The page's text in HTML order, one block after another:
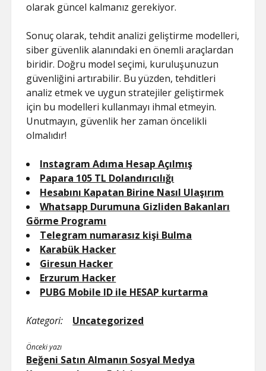
olarak güncel kalmanız gerekiyor.
Sonuç olarak, tehdit analizi geliştirme modelleri,
siber güvenlik alanındaki en önemli araçlardan
biridir. Doğru model seçimi, kuruluşunuzun
güvenliğini artırabilir. Bu yüzden, tehditleri
analiz etmek ve uygun stratejiler geliştirmek
için bu modelleri kullanmayı ihmal etmeyin.
Unutmayın, güvenlik her zaman öncelikli
olmalıdır!
Instagram Adıma Hesap Açılmış
Papara 105 TL Dolandırıcılığı
Hesabını Kapatan Birine Nasıl Ulaşırım
Whatsapp Durumuna Gizliden Bakanları
Görme Programı
Telegram numarasız kişi Bulma
Karabük Hacker
Giresun Hacker
Erzurum Hacker
PUBG Mobile ID ile HESAP kurtarma
Kategori: Uncategorized
Önceki yazı
Beğeni Satın Almanın Sosyal Medya